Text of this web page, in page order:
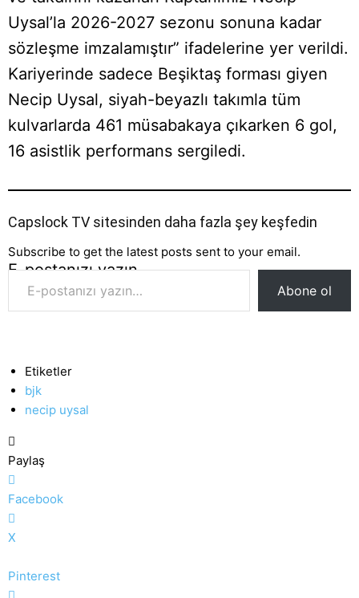
Uysal’la 2026-2027 sezonu sonuna kadar
sözleşme imzalamıştır” ifadelerine yer verildi.
Kariyerinde sadece Beşiktaş forması giyen
Necip Uysal, siyah-beyazlı takımla tüm
kulvarlarda 461 müsabakaya çıkarken 6 gol,
16 asistlik performans sergiledi.
Capslock TV sitesinden daha fazla şey keşfedin
Subscribe to get the latest posts sent to your email.
E-postanızı yazın…
Abone ol
Etiketler
bjk
necip uysal
Paylaş
Facebook
X
Pinterest